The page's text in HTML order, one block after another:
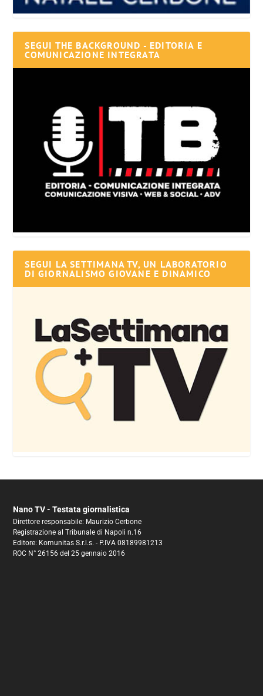
SEGUI THE BACKGROUND - EDITORIA E
COMUNICAZIONE INTEGRATA
SEGUI LA SETTIMANA TV, UN LABORATORIO
DI GIORNALISMO GIOVANE E DINAMICO
Nano TV - Testata giornalistica
Direttore responsabile: Maurizio Cerbone
Registrazione al Tribunale di Napoli n.16
Editore: Komunitas S.r.l.s. - P.IVA 08189981213
ROC N° 26156 del 25 gennaio 2016